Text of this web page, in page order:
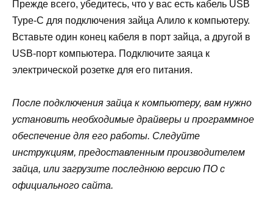
Прежде всего, убедитесь, что у вас есть кабель USB
Type-C для подключения зайца Алило к компьютеру.
Вставьте один конец кабеля в порт зайца, а другой в
USB-порт компьютера. Подключите заяца к
электрической розетке для его питания.
После подключения зайца к компьютеру, вам нужно
установить необходимые драйверы и программное
обеспечение для его работы. Следуйте
инструкциям, предоставленным производителем
зайца, или загрузите последнюю версию ПО с
официального сайта.